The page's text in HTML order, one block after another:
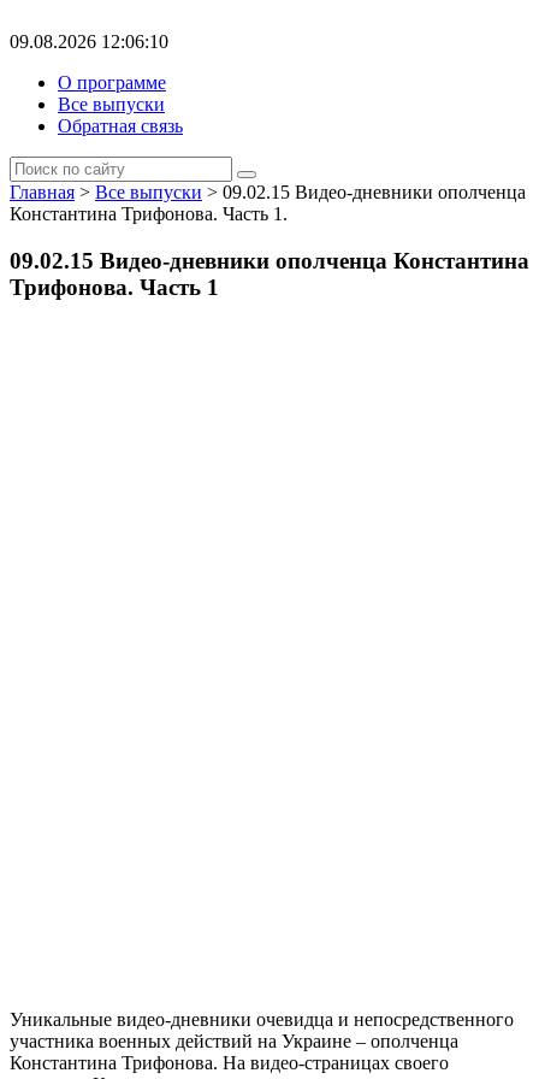
09.08.2026 12:06:10
О программе
Все выпуски
Обратная связь
Главная > Все выпуски > 09.02.15 Видео-дневники ополченца
Константина Трифонова. Часть 1.
09.02.15 Видео-дневники ополченца Константина
Трифонова. Часть 1
Уникальные видео-дневники очевидца и непосредственного
участника военных действий на Украине – ополченца
Константина Трифонова. На видео-страницах своего